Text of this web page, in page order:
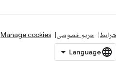
شرایط حریم خصوصی Manage cookies